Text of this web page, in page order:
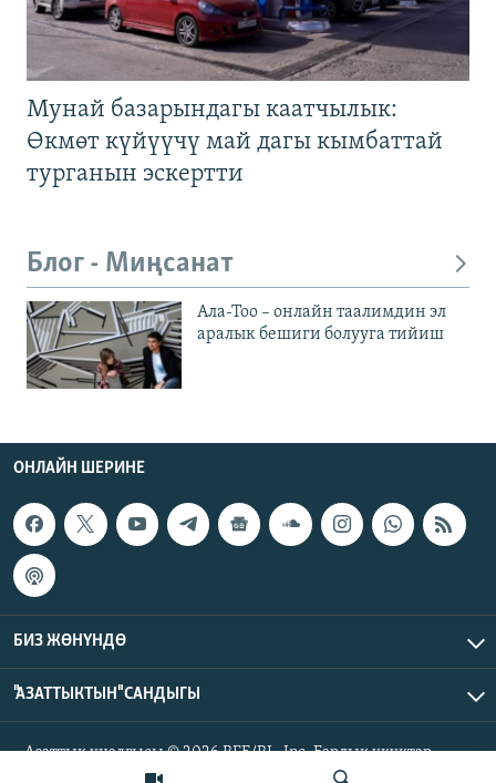
Мунай базарындагы каатчылык:
Өкмөт күйүүчү май дагы кымбаттай
турганын эскертти
Блог - Миңсанат
Ала-Тоо – онлайн таалимдин эл
аралык бешиги болууга тийиш
ОНЛАЙН ШЕРИНЕ
БИЗ ЖӨНҮНДӨ
"АЗАТТЫКТЫН" САНДЫГЫ
Азаттык үналгысы © 2026 RFE/RL, Inc. Бардык укуктар